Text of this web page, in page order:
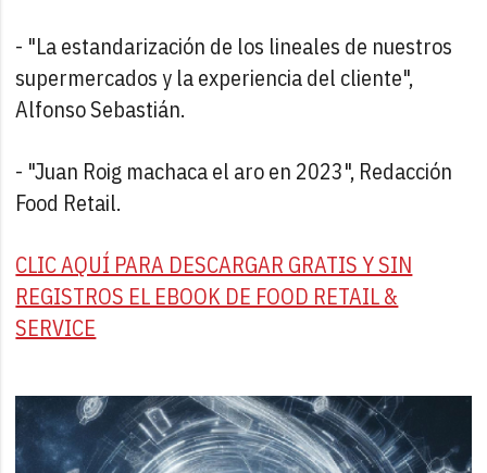
- "La estandarización de los lineales de nuestros
supermercados y la experiencia del cliente",
Alfonso Sebastián.
- "Juan Roig machaca el aro en 2023", Redacción
Food Retail.
CLIC AQUÍ PARA DESCARGAR GRATIS Y SIN
REGISTROS EL EBOOK DE FOOD RETAIL &
SERVICE